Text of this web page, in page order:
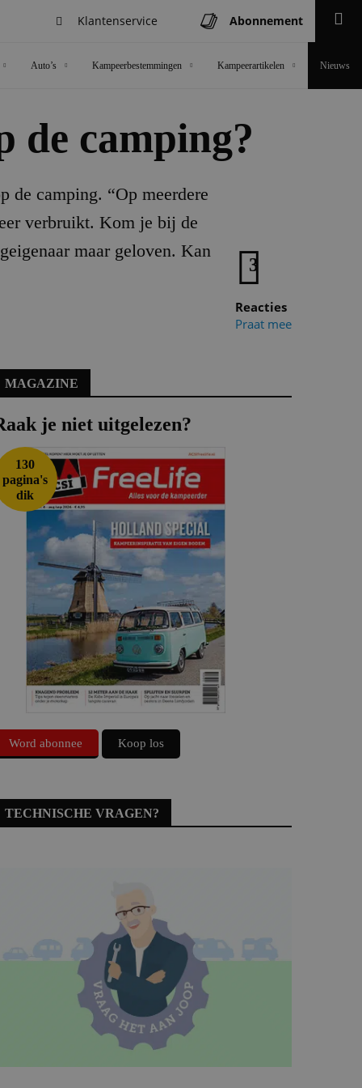
Klantenservice Abonnement
Auto’s Kampeerbestemmingen Kampeerartikelen Nieuws
de camping?
de camping. “Op meerdere
verbruikt. Kom je bij de
maar geloven. Kan
3
Reacties
Praat mee
MAGAZINE
je niet uitgelezen?
130
pagina's
dik
Word abonnee Koop los
TECHNISCHE VRAGEN?